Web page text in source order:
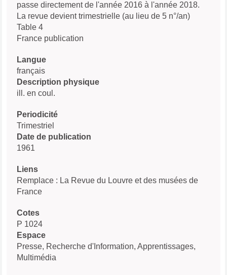
passe directement de l'année 2016 à l'année 2018.
La revue devient trimestrielle (au lieu de 5 n°/an)
Table 4
France publication
Langue
français
Description physique
ill. en coul.
Periodicité
Trimestriel
Date de publication
1961
Liens
Remplace : La Revue du Louvre et des musées de
France
Cotes
P 1024
Espace
Presse, Recherche d'Information, Apprentissages,
Multimédia